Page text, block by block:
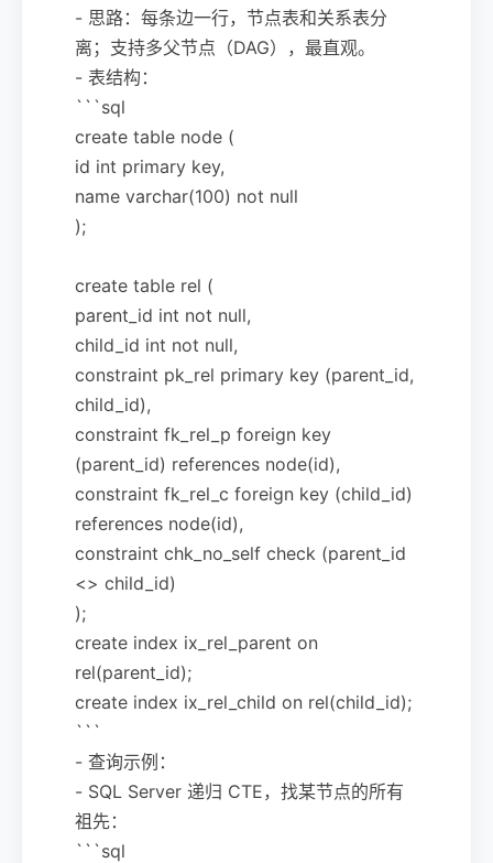
- 思路：每条边一行，节点表和关系表分
离；支持多父节点（DAG），最直观。
- 表结构：
```sql
create table node (
id int primary key,
name varchar(100) not null
);
create table rel (
parent_id int not null,
child_id int not null,
constraint pk_rel primary key (parent_id,
child_id),
constraint fk_rel_p foreign key
(parent_id) references node(id),
constraint fk_rel_c foreign key (child_id)
references node(id),
constraint chk_no_self check (parent_id
<> child_id)
);
create index ix_rel_parent on
rel(parent_id);
create index ix_rel_child on rel(child_id);
```
- 查询示例：
- SQL Server 递归 CTE，找某节点的所有
祖先：
```sql